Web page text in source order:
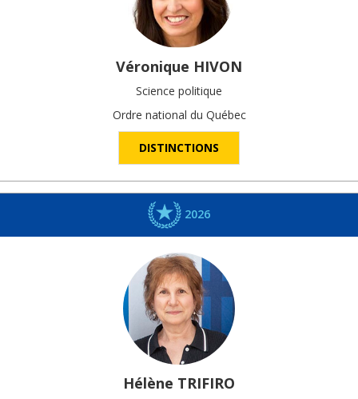
Véronique HIVON
Science politique
Ordre national du Québec
DISTINCTIONS
2026
Hélène TRIFIRO